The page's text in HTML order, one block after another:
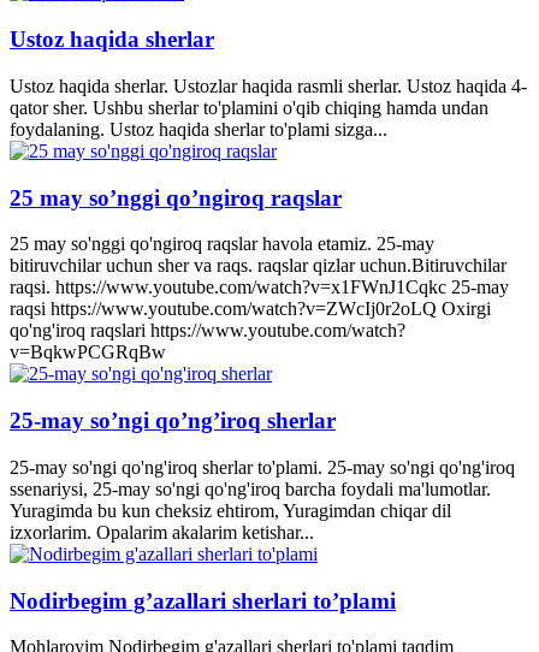
Ustoz haqida sherlar
Ustoz haqida sherlar. Ustozlar haqida rasmli sherlar. Ustoz haqida 4-
qator sher. Ushbu sherlar to'plamini o'qib chiqing hamda undan
foydalaning. Ustoz haqida sherlar to'plami sizga...
25 may so’nggi qo’ngiroq raqslar
25 may so'nggi qo'ngiroq raqslar havola etamiz. 25-may
bitiruvchilar uchun sher va raqs. raqslar qizlar uchun.Bitiruvchilar
raqsi. https://www.youtube.com/watch?v=x1FWnJ1Cqkc 25-may
raqsi https://www.youtube.com/watch?v=ZWcIj0r2oLQ Oxirgi
qo'ng'iroq raqslari https://www.youtube.com/watch?
v=BqkwPCGRqBw
25-may so’ngi qo’ng’iroq sherlar
25-may so'ngi qo'ng'iroq sherlar to'plami. 25-may so'ngi qo'ng'iroq
ssenariysi, 25-may so'ngi qo'ng'iroq barcha foydali ma'lumotlar.
Yuragimda bu kun cheksiz ehtirom, Yuragimdan chiqar dil
izxorlarim. Opalarim akalarim ketishar...
Nodirbegim g’azallari sherlari to’plami
Mohlaroyim Nodirbegim g'azallari sherlari to'plami taqdim